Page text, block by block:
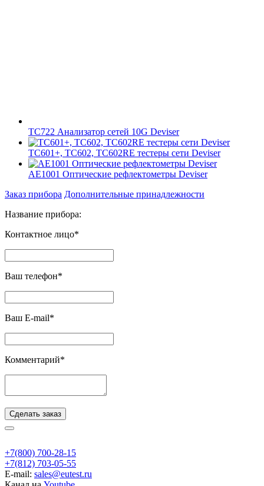
TC722 Анализатор сетей 10G Deviser
TC601+, TC602, TC602RE тестеры сети Deviser
AE1001 Оптические рефлектометры Deviser
Заказ прибора Дополнительные принадлежности
Название прибора:
Контактное лицо*
Ваш телефон*
Ваш E-mail*
Комментарий*
Сделать заказ
+7(800) 700-28-15
+7(812) 703-05-55
E-mail: sales@eutest.ru